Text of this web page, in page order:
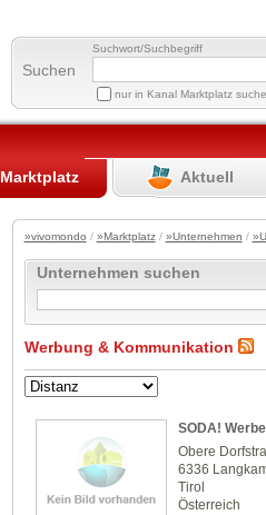
Suchen
Suchwort/Suchbegriff
nur in Kanal Marktplatz
Marktplatz Aktuell
»vivomondo / »Marktplatz/ »Unternehmen /
Unternehmen suchen
Werbung & Kommunikation
SODA!
Obere
6336
Tirol
Österreich